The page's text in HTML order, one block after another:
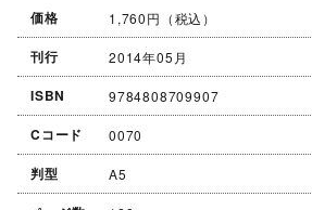
価格 1,760円（税込）
刊行 2014年05月
ISBN 9784808709907
Cコード 0070
判型 A5